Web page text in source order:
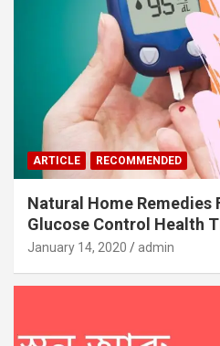
ARTICLE RECOMMENDED
Natural Home Remedies
Glucose Control Health
January 14, 2020 admin